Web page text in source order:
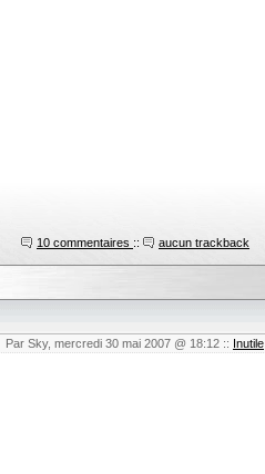
10 commentaires :: aucun trackback
Par Sky, mercredi 30 mai 2007 @ 18:12 :: Inutile